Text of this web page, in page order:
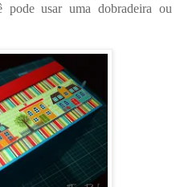
pode usar uma dobradeira ou